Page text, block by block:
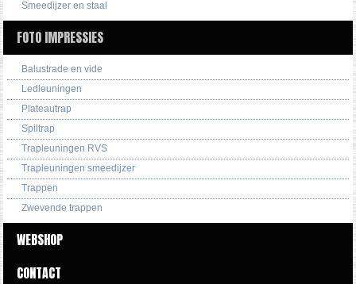
Smeedijzer en staal
FOTO IMPRESSIES
Balustrade en vide
Ledleuningen
Plateautrap
Spiltrap
Trapleuningen RVS
Trapleuningen smeedijzer
Trappen
Zwevende trappen
WEBSHOP
CONTACT